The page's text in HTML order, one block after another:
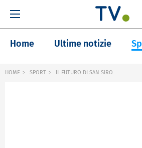
Home Ultime notizie
HOME SPORT IL FUTURO DI SAN SIRO